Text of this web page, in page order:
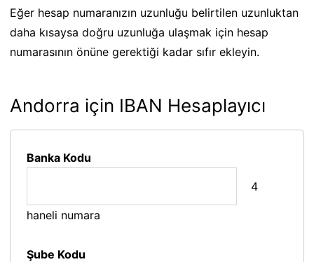
Eğer hesap numaranızın uzunluğu belirtilen uzunluktan
daha kısaysa doğru uzunluğa ulaşmak için hesap
numarasının önüne gerektiği kadar sıfır ekleyin.
Andorra için IBAN Hesaplayıcı
Banka Kodu
4
haneli numara
Şube Kodu